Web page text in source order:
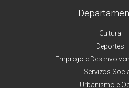
Cultura
Deportes
Emprego e
Servizos
Urbanismo e